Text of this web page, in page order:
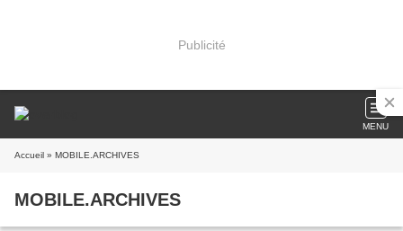
Publicité
MENU
Accueil » MOBILE.ARCHIVES
MOBILE.ARCHIVES